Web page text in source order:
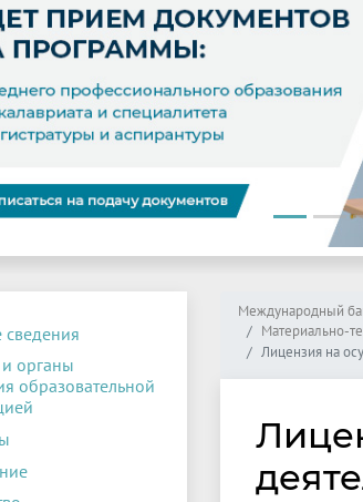
и органы
образовательной
Международный
Материально-
Лицензия на